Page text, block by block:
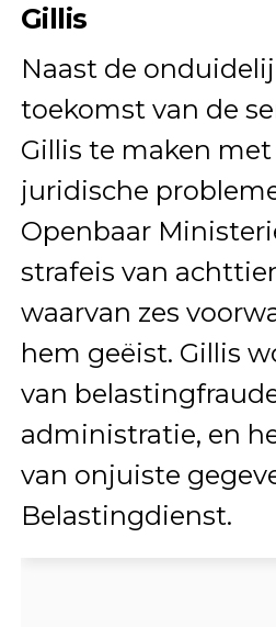
Gillis
Naast de
toekomst van de
Gillis te maken met
juridische
Openbaar
strafeis van
waarvan zes
hem geëist. Gillis
van
administratie, en
van onjuiste
Belastingdienst.